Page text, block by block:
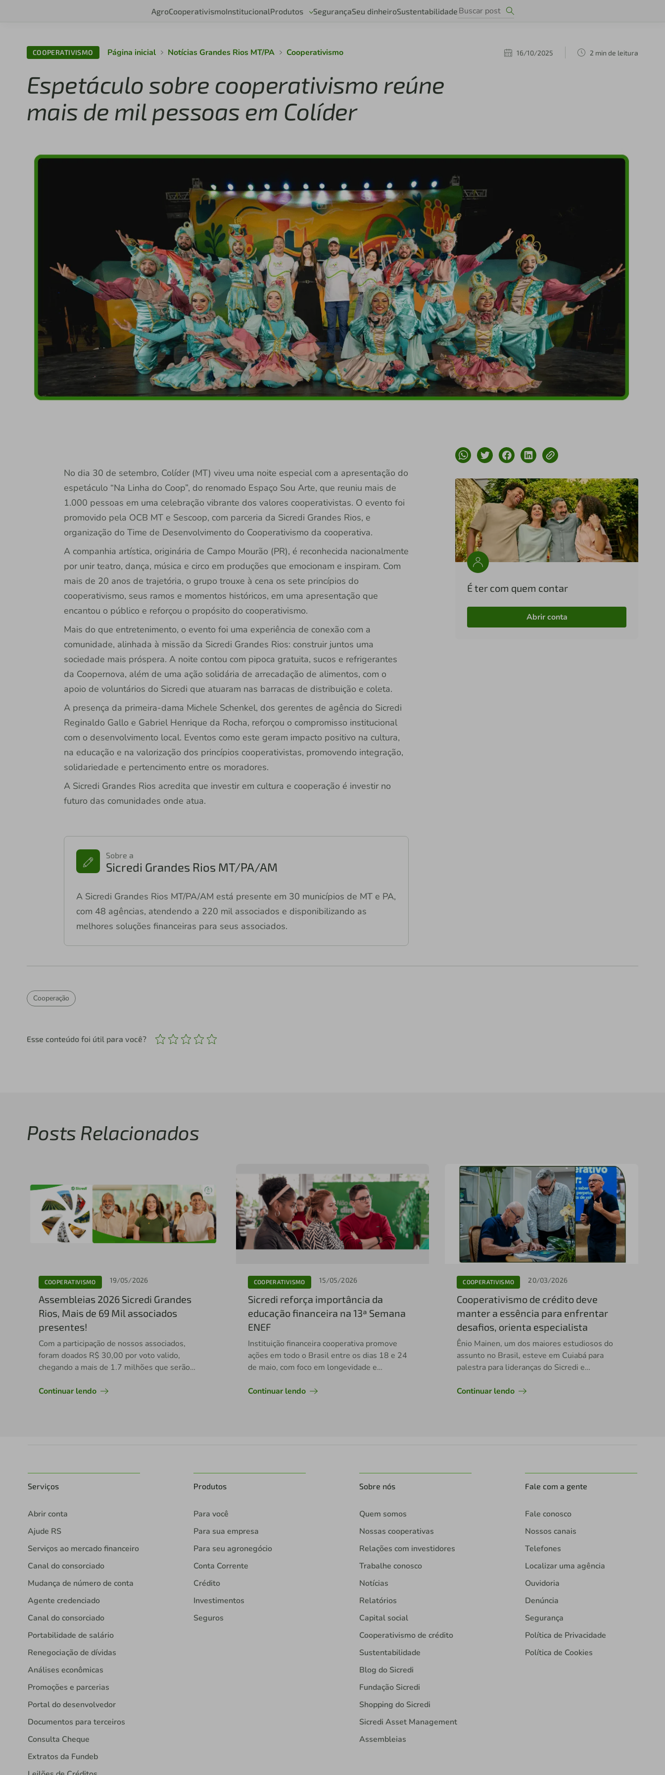
AgroCooperativismoInstitucionalProdutos SegurançaSeu dinheiroSustentabilidade
COOPERATIVISMO Página inicial Notícias Grandes Rios MT/PA Cooperativismo 16/10/2025 2 min de leitura
Espetáculo sobre cooperativismo reúne
mais de mil pessoas em Colíder
No dia 30 de setembro, Colíder (MT) viveu uma noite especial com a apresentação do
espetáculo “Na Linha do Coop”, do renomado Espaço Sou Arte, que reuniu mais de
1.000 pessoas em uma celebração vibrante dos valores cooperativistas. O evento foi
promovido pela OCB MT e Sescoop, com parceria da Sicredi Grandes Rios, e
organização do Time de Desenvolvimento do Cooperativismo da cooperativa.
A companhia artística, originária de Campo Mourão (PR), é reconhecida nacionalmente
por unir teatro, dança, música e circo em produções que emocionam e inspiram. Com
mais de 20 anos de trajetória, o grupo trouxe à cena os sete princípios do
cooperativismo, seus ramos e momentos históricos, em uma apresentação que
encantou o público e reforçou o propósito do cooperativismo.
Mais do que entretenimento, o evento foi uma experiência de conexão com a
comunidade, alinhada à missão da Sicredi Grandes Rios: construir juntos uma
sociedade mais próspera. A noite contou com pipoca gratuita, sucos e refrigerantes
da Coopernova, além de uma ação solidária de arrecadação de alimentos, com o
apoio de voluntários do Sicredi que atuaram nas barracas de distribuição e coleta.
A presença da primeira-dama Michele Schenkel, dos gerentes de agência do Sicredi
Reginaldo Gallo e Gabriel Henrique da Rocha, reforçou o compromisso institucional
com o desenvolvimento local. Eventos como este geram impacto positivo na cultura,
na educação e na valorização dos princípios cooperativistas, promovendo integração,
solidariedade e pertencimento entre os moradores.
A Sicredi Grandes Rios acredita que investir em cultura e cooperação é investir no
futuro das comunidades onde atua.
Sobre a
Sicredi Grandes Rios MT/PA/AM
A Sicredi Grandes Rios MT/PA/AM está presente em 30 municípios de MT e PA,
com 48 agências, atendendo a 220 mil associados e disponibilizando as
melhores soluções financeiras para seus associados.
É ter com quem contar
Abrir conta
Cooperação
Esse conteúdo foi útil para você?
Posts Relacionados
COOPERATIVISMO 19/05/2026
Assembleias 2026 Sicredi Grandes
Rios, Mais de 69 Mil associados
presentes!
Com a participação de nossos associados,
foram doados R$ 30,00 por voto valido,
chegando a mais de 1.7 milhões que serão
diversos projetos sociais em nossas
Continuar lendo
COOPERATIVISMO 15/05/2026
Sicredi reforça importância da
educação financeira na 13ª Semana
ENEF
Instituição financeira cooperativa promove
ações em todo o Brasil entre os dias 18 e 24
de maio, com foco em longevidade e
Continuar lendo
COOPERATIVISMO 20/03/2026
Cooperativismo de crédito deve
manter a essência para enfrentar
desafios, orienta especialista
Ênio Mainen, um dos maiores estudiosos do
assunto no Brasil, esteve em Cuiabá para
palestra para lideranças do Sicredi e
Continuar lendo
Serviços
Abrir conta
Ajude RS
Serviços ao mercado financeiro
Canal do consorciado
Mudança de número de conta
Agente credenciado
Canal do consorciado
Portabilidade de salário
Renegociação de dívidas
Análises econômicas
Promoções e parcerias
Portal do desenvolvedor
Documentos para terceiros
Consulta Cheque
Extratos da Fundeb
Produtos
Para você
Para sua empresa
Para seu agronegócio
Conta Corrente
Crédito
Investimentos
Seguros
Sobre nós
Quem somos
Nossas cooperativas
Relações com investidores
Trabalhe conosco
Notícias
Relatórios
Capital social
Cooperativismo de crédito
Sustentabilidade
Blog do Sicredi
Fundação Sicredi
Shopping do Sicredi
Sicredi Asset Management
Assembleias
Fale com a gente
Fale conosco
Nossos canais
Telefones
Localizar uma agência
Ouvidoria
Denúncia
Segurança
Política de Privacidade
Política de Cookies